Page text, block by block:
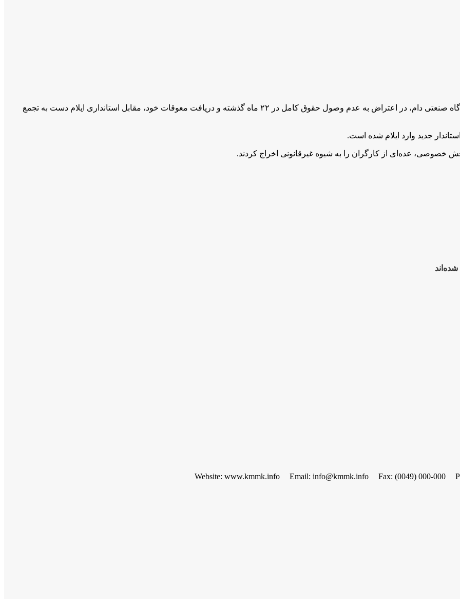
بنا به گزارش‌ها، یکشنبه ۲۰ آبان ۱۴۰۳ خورشیدی، کارگران کشتارگاه صنعتی دام، در اعتراض به عدم وصول حقوق کامل در ۲۲ ماه گذشته و دریافت معوقات خود، مقابل استانداری ایلام دست به تجمع
جدید وارد ایلام شده است.
خصوصی، عده‌ای از کارگران را به شیوه غیر‌قانونی اخراج کردند.
Fax: (0049) 000-000
Email: info@kmmk.info
Website: www.kmmk.info